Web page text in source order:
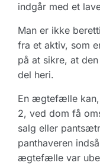
indgår med et
Man er ikke
fra et aktiv, som
på at sikre, at
del heri.
En ægtefælle kan,
2, ved dom få
salg eller
panthaveren
ægtefælle var